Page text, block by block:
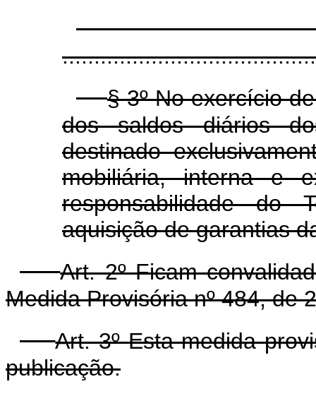
§ 3º No exercício
dos saldos diários
destinado
mobiliária, interna e
responsabilidade do
aquisição de garantias
Art. 2º Ficam
Medida Provisória nº 484, de
Art. 3º Esta medida
publicação.